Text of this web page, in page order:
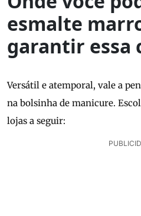
esmalte
garantir essa
Versátil e atemporal, vale a
na bolsinha de manicure.
lojas a seguir: